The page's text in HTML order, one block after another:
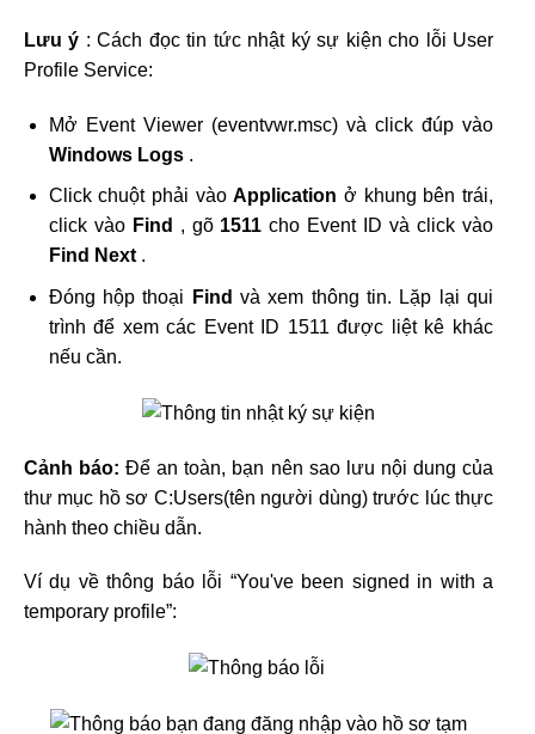
Lưu ý : Cách đọc tin tức nhật ký sự kiện cho lỗi User
Profile Service:
Mở Event Viewer (eventvwr.msc) và click đúp vào
Windows Logs .
Click chuột phải vàoApplicationở khung bên trái,
click vào Find , gõ 1511cho Event ID và click vào
Find Next .
Đóng hộp thoại Findvà xem thông tin. Lặp lại qui
trình để xem các Event ID 1511 được liệt kê khác
nếu cần.
Cảnh báo:Để an toàn, bạn nên sao lưu nội dung của
thư mục hồ sơ C:Users(tên người dùng) trước lúc thực
hành theo chiều dẫn.
Ví dụ về thông báo lỗi “You've been signed in with a
temporary profile”: